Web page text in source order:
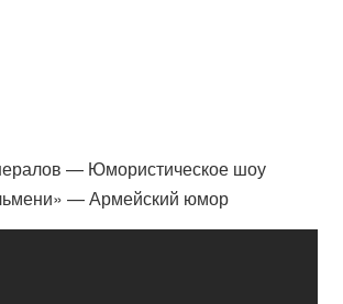
— Юмористическое шоу
— Армейский юмор